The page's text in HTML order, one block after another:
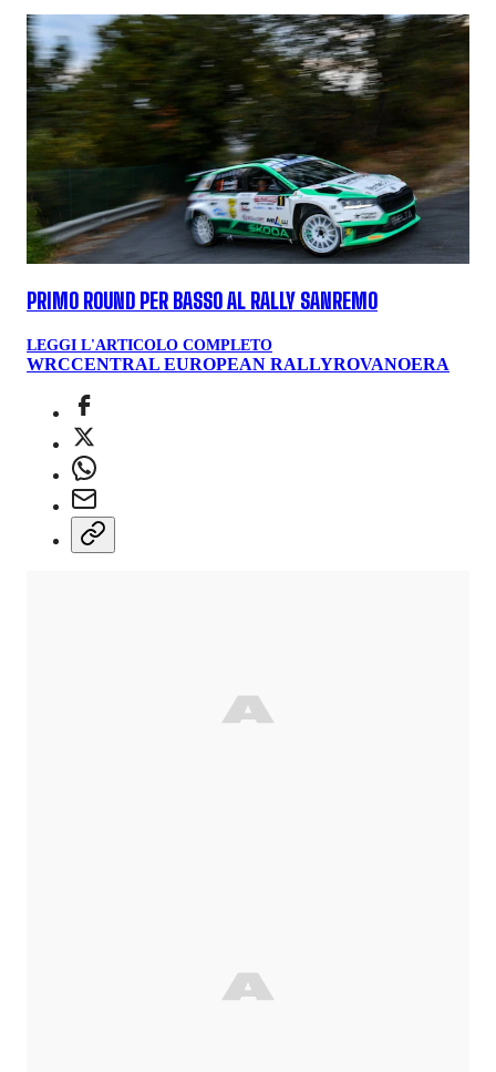
PRIMO ROUND PER BASSO AL RALLY SANREMO
LEGGI L'ARTICOLO COMPLETO
WRCCENTRAL EUROPEAN RALLYROVANOERA